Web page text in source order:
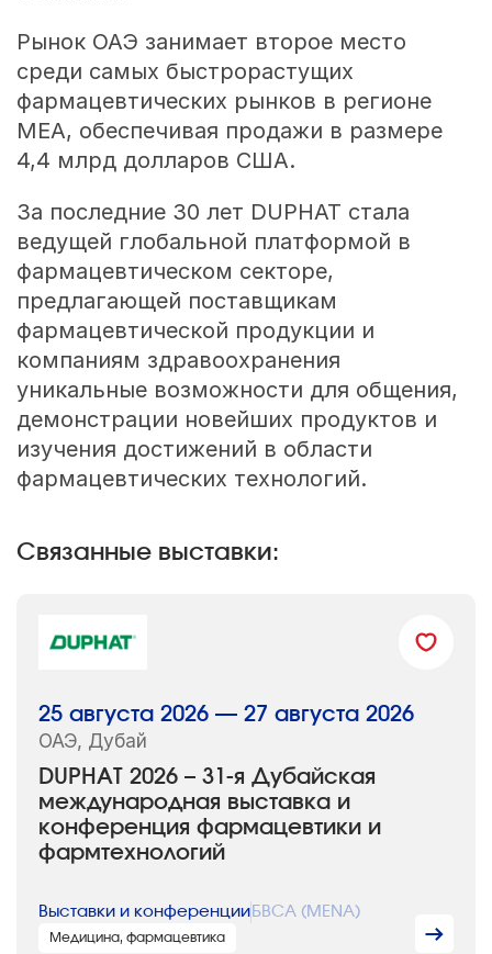
Рынок ОАЭ занимает второе место
среди самых быстрорастущих
фармацевтических рынков в регионе
MEA, обеспечивая продажи в размере
4,4 млрд долларов США.
За последние 30 лет DUPHAT стала
ведущей глобальной платформой в
фармацевтическом секторе,
предлагающей поставщикам
фармацевтической продукции и
компаниям здравоохранения
уникальные возможности для общения,
демонстрации новейших продуктов и
изучения достижений в области
фармацевтических технологий.
Связанные выставки:
DUPHAT 2026 – 31-я Дубайская
международная выставка и
конференция фармацевтики и
фармтехнологий
25 августа 2026 — 27 августа 2026
ОАЭ, Дубай
Выставки и конференции БВСА (MENA)
Медицина, фармацевтика